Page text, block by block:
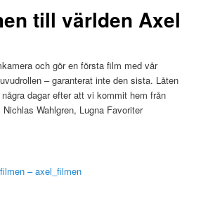
till världen Axel
och gör en första film med vår
– garanterat inte den sista. Låten
dagar efter att vi kommit hem från
Wahlgren, Lugna Favoriter
– axel_filmen